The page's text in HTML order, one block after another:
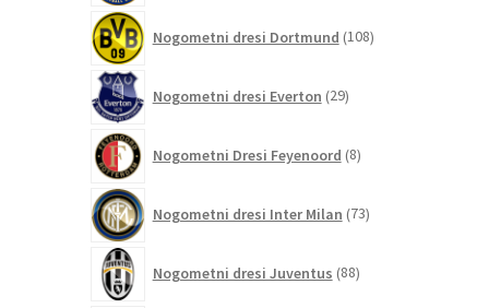
Nogometni dresi Dortmund 108izdelkov
Nogometni dresi Everton 29izdelkov
Nogometni Dresi Feyenoord 8izdelkov
Nogometni dresi Inter Milan 73izdelkov
Nogometni dresi Juventus 88izdelkov